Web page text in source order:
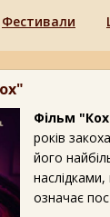
Фестивали
Фільм
років
його
означає